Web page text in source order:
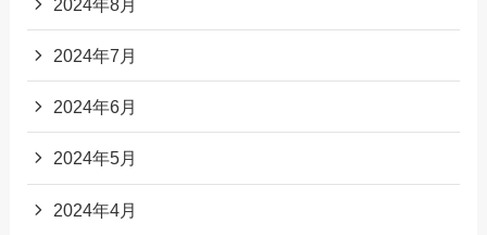
2024年8月
2024年7月
2024年6月
2024年5月
2024年4月